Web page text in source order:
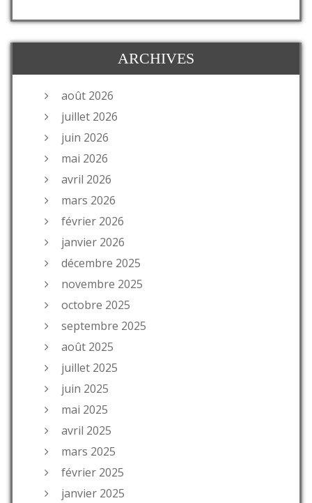
ARCHIVES
août 2026
juillet 2026
juin 2026
mai 2026
avril 2026
mars 2026
février 2026
janvier 2026
décembre 2025
novembre 2025
octobre 2025
septembre 2025
août 2025
juillet 2025
juin 2025
mai 2025
avril 2025
mars 2025
février 2025
janvier 2025